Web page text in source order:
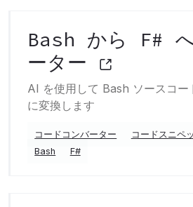
Bash から F#
ーター
AI を使用して Bash ソースコ
に変換します
コードコンバーター コードスニペ
Bash
F#